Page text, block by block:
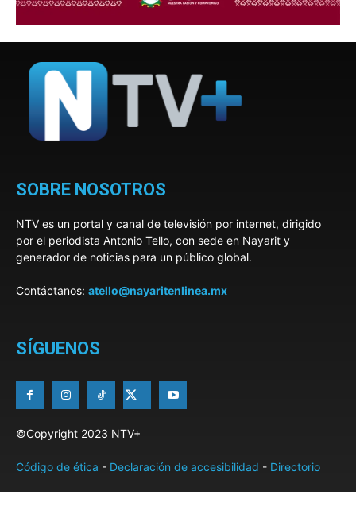
SOBRE NOSOTROS
NTV es un portal y canal de televisión por internet, dirigido
por el periodista Antonio Tello, con sede en Nayarit y
generador de noticias para un público global.
Contáctanos: atello@nayaritenlinea.mx
SÍGUENOS
©Copyright 2023 NTV+
Código de ética - Declaración de accesibilidad - Directorio